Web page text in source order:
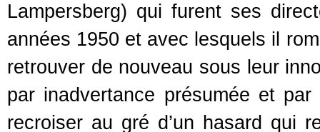
Lampersberg) qui furent ses
années 1950 et avec lesquels il
retrouver de nouveau sous leur
par inadvertance présumée et
recroiser au gré d’un hasard qui